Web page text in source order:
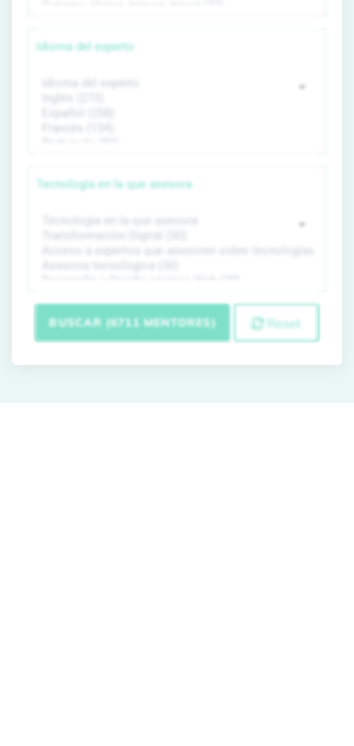
Idioma del experto
Tecnología en la que asesora
BUSCAR (6711 MENTORES) Reset